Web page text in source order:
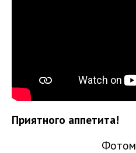
Приятного аппетита!